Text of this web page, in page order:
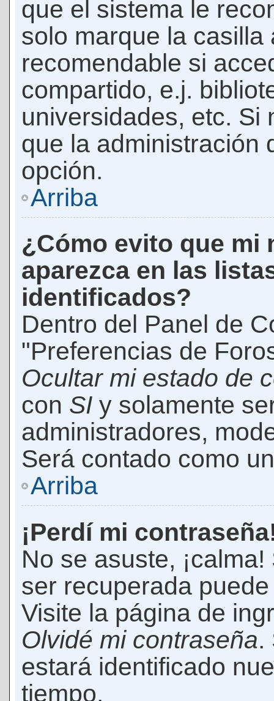
que el sistema le
solo marque la casilla
recomendable si
compartido, e.j.
universidades, etc. Si
que la administración
opción.
Arriba
¿Cómo evito que mi
aparezca en las
identificados?
Dentro del Panel de
"Preferencias de
Ocultar mi estado de
con SI y solamente
administradores,
Será contado como
Arriba
¡Perdí mi
No se asuste,
ser recuperada
Visite la página de
Olvidé mi contraseña.
estará identificado
tiempo.